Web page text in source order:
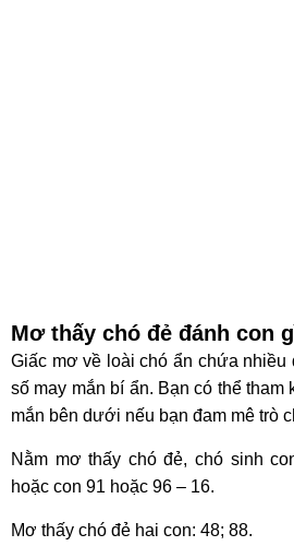
Mơ thấy chó đẻ đánh con
Giấc mơ về loài chó ẩn chứa nhiều
số may mắn bí ẩn. Bạn có thể tham
mắn bên dưới nếu bạn đam mê trò
Nằm mơ thấy chó đẻ, chó sinh
hoặc con 91 hoặc 96 – 16.
Mơ thấy chó đẻ hai con: 48; 88.